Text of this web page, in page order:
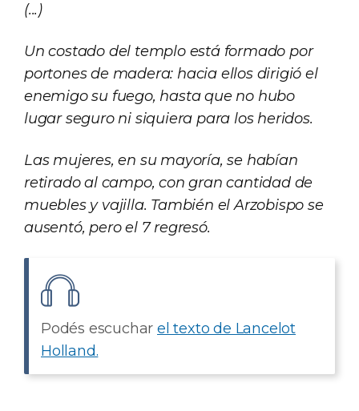
(...)
Un costado del templo está formado por
portones de madera: hacia ellos dirigió el
enemigo su fuego, hasta que no hubo
lugar seguro ni siquiera para los heridos.
Las mujeres, en su mayoría, se habían
retirado al campo, con gran cantidad de
muebles y vajilla. También el Arzobispo se
ausentó, pero el 7 regresó.
Podés escucharel texto de Lancelot
Holland.